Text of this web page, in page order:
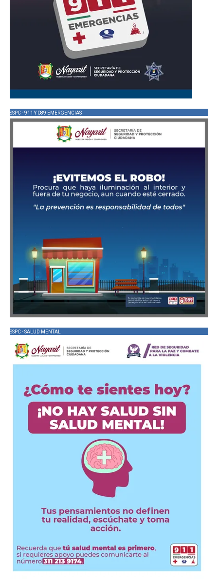
SSPC - 911 Y 089 EMERGENCIAS
SSPC - SALUD MENTAL